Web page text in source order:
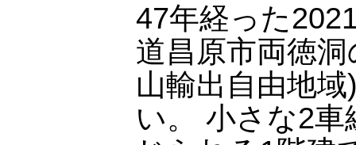
47年経った
道昌原市両徳
山輸出自由地
い。 小さな2